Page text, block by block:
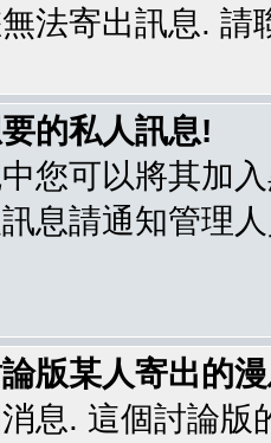
法寄出訊息. 請
的私人訊息!
您可以將其加
息請通知管理
版某人寄出的
息. 這個討論